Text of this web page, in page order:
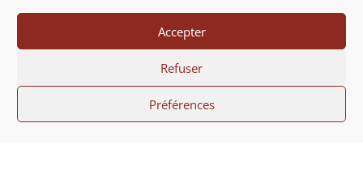
Accepter
Refuser
Préférences
Nous contacter
07 86 20 53 88
contact@asma.fr